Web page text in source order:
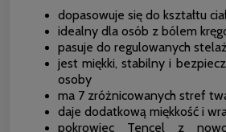
dopasowuje się do kształtu
idealny dla osób z bólem
pasuje do regulowanych
jest miękki, stabilny i
osoby
ma 7 zróżnicowanych stref
daje dodatkową miękkość i
pokrowiec Tencel z